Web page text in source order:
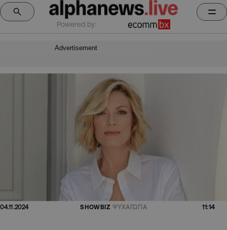
Powered by:
Advertisement
04.11.2024 SHOWBIZ ΨΥΧΑΓΩΓΙΑ 11:14